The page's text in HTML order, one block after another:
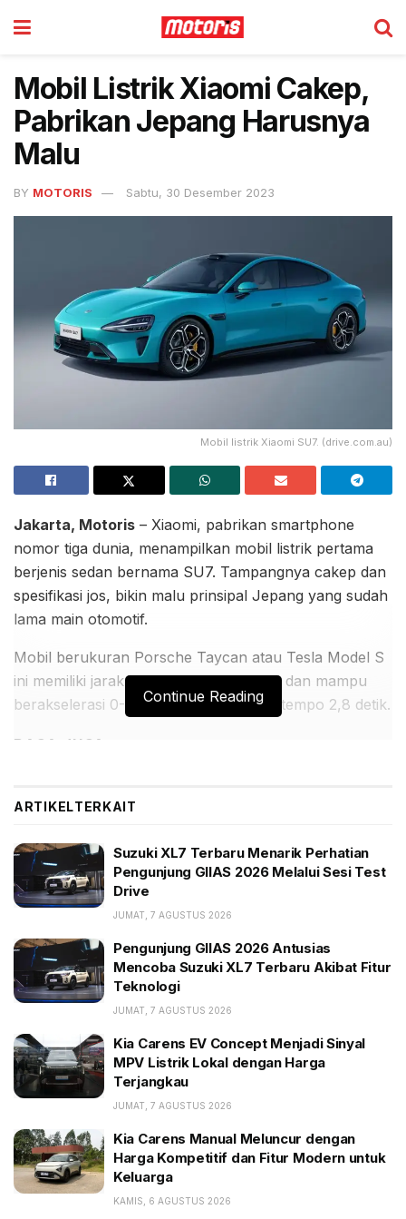
Mobil Listrik Xiaomi Cakep,
Pabrikan Jepang Harusnya
Malu
BY MOTORIS Sabtu, 30 Desember 2023
Mobil listrik Xiaomi SU7. (drive.com.au)
Jakarta, Motoris – Xiaomi, pabrikan smartphone
nomor tiga dunia, menampilkan mobil listrik pertama
berjenis sedan bernama SU7. Tampangnya cakep dan
spesifikasi jos, bikin malu prinsipal Jepang yang sudah
lama main otomotif.
Mobil berukuran Porsche Taycan atau Tesla Model S
ini memiliki jarak tempuh 800 kilometer dan mampu
berakselerasi 0-100 km per jam dalam tempo 2,8 detik.
BACA JUGA:
GIIAS 2026 Melalui Sesi Test Drive
XL7 Terbaru Akibat Fitur Teknologi
Kia Carens EV Concept Menjadi Sinyal MPV Listrik
Lokal dengan Harga Terjangkau
Perusahaan China ini, dilansir drive.com, Jumat
(29/12/2023), akan terus menambah model mobil listrik
baterai (BEV) dan menargetkan masuk lima besar
penjualan mobil global dalam 15-20 tahun ke depan,
mengungguli pemain lama seperti Ford, Honda, GM,
dan BMW.
Xiami akan merilis SU7 di Cina daratan pada semester
Harganya belum disebutkan.
Continue Reading
ARTIKELTERKAIT
Suzuki XL7 Terbaru Menarik Perhatian
Pengunjung GIIAS 2026 Melalui Sesi Test
Drive
JUMAT, 7 AGUSTUS 2026
Pengunjung GIIAS 2026 Antusias
Mencoba Suzuki XL7 Terbaru Akibat Fitur
Teknologi
JUMAT, 7 AGUSTUS 2026
Kia Carens EV Concept Menjadi Sinyal
MPV Listrik Lokal dengan Harga
Terjangkau
JUMAT, 7 AGUSTUS 2026
Kia Carens Manual Meluncur dengan
Harga Kompetitif dan Fitur Modern untuk
Keluarga
KAMIS, 6 AGUSTUS 2026